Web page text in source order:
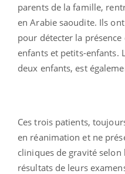
parents de la famille,
en Arabie saoudite. Ils
pour détecter la
enfants et petits-enfants.
deux enfants, est
Ces trois patients,
en réanimation et ne
cliniques de gravité selon
résultats de leurs